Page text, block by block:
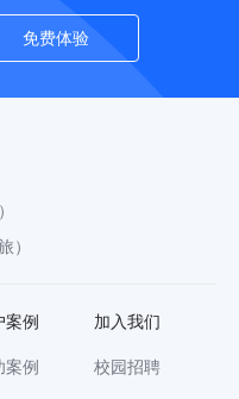
免费体验
）
案例
案例
加入我们
校园招聘